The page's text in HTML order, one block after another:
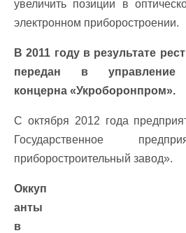
увеличить позиции в
электронном приборостроении.
В 2011 году в результате
передан в управление
концерна «Укроборонпром».
С октября 2012 года
Государственное
приборостроительный завод».
Оккуп
анты
в